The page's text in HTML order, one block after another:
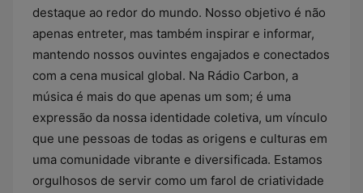
destaque ao redor do mundo. Nosso objetivo é não
apenas entreter, mas também inspirar e informar,
mantendo nossos ouvintes engajados e conectados
com a cena musical global. Na Rádio Carbon, a
música é mais do que apenas um som; é uma
expressão da nossa identidade coletiva, um vínculo
que une pessoas de todas as origens e culturas em
uma comunidade vibrante e diversificada. Estamos
orgulhosos de servir como um farol de criatividade